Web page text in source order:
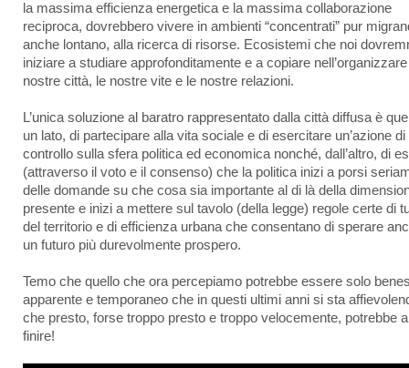
la massima efficienza energetica e la massima collaborazione
reciproca, dovrebbero vivere in ambienti “concentrati” pur
anche lontano, alla ricerca di risorse. Ecosistemi che noi
iniziare a studiare approfonditamente e a copiare
nostre città, le nostre vite e le nostre relazioni.
L’unica soluzione al baratro rappresentato dalla città diffusa è
un lato, di partecipare alla vita sociale e di esercitare un’azione di
controllo sulla sfera politica ed economica nonché, dall’altro, di
(attraverso il voto e il consenso) che la politica inizi a porsi
delle domande su che cosa sia importante al di là della
presente e inizi a mettere sul tavolo (della legge) regole certe di
del territorio e di efficienza urbana che consentano di sperare
un futuro più durevolmente prospero.
Temo che quello che ora percepiamo potrebbe essere solo
apparente e temporaneo che in questi ultimi anni si sta
che presto, forse troppo presto e troppo velocemente, potrebbe
finire!